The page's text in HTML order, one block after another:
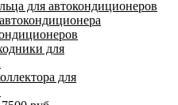
для автокондиционеров
для
для